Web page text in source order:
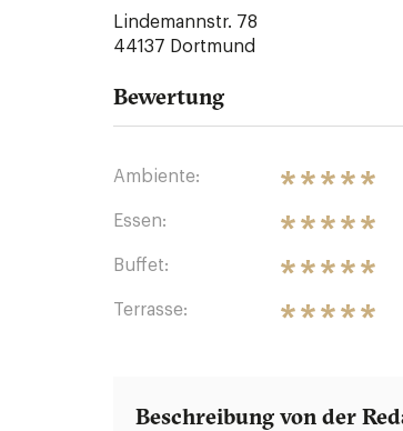
Lindemannstr. 78
44137 Dortmund
Bewertung
Ambiente:
Essen:
Buffet:
Terrasse:
Beschreibung von der